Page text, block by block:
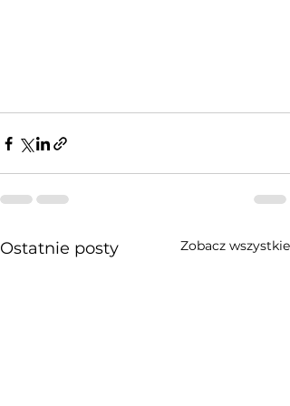
Ostatnie posty Zobacz wszystkie